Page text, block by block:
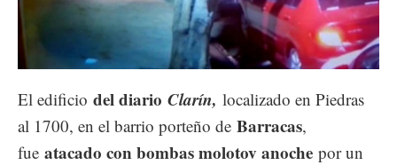
El edificio del diario Clarín, localizado en Piedras
al 1700, en el barrio porteño de Barracas,
fue atacado con bombas molotov anoche por un